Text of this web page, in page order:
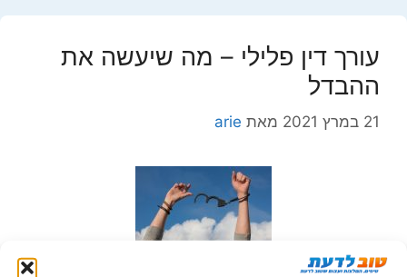
עורך דין פלילי – מה שיעשה את
ההבדל
21 במרץ 2021 מאת arie